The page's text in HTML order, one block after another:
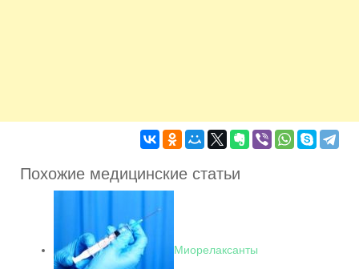
Похожие медицинские статьи
Миорелаксанты